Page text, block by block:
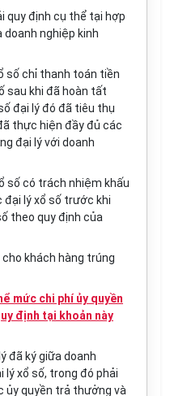
quy định cụ thể tại hợp
nghiệp kinh
số chỉ thanh toán tiền
sau khi đã hoàn tất
đại lý đó đã tiêu thụ
thực hiện đầy đủ các
đại lý với doanh
số có trách nhiệm khấu
lý xổ số trước khi
ố theo quy định của
khách hàng trúng
mức chi phí ủy quyền
định tại khoản này
đã ký giữa doanh
lý xổ số, trong đó phải
ủy quyền trả thưởng và